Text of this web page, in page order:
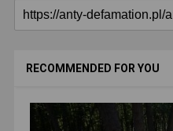
RECOMMENDED FOR YOU